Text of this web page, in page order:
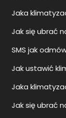
Jaka
Jak się ubrać
SMS jak
Jak ustawić
Jaka
Jak się ubrać